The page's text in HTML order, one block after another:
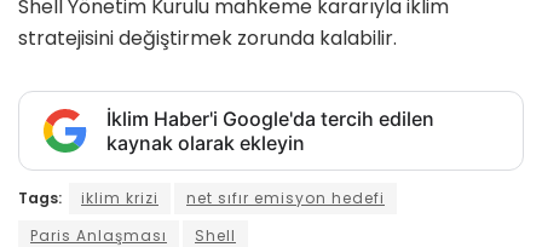
Shell Yönetim Kurulu mahkeme kararıyla iklim
stratejisini değiştirmek zorunda kalabilir.
İklim Haber'i Google'da tercih edilen
kaynak olarak ekleyin
Tags: iklim krizi
net sıfır emisyon hedefi
Paris Anlaşması
Shell